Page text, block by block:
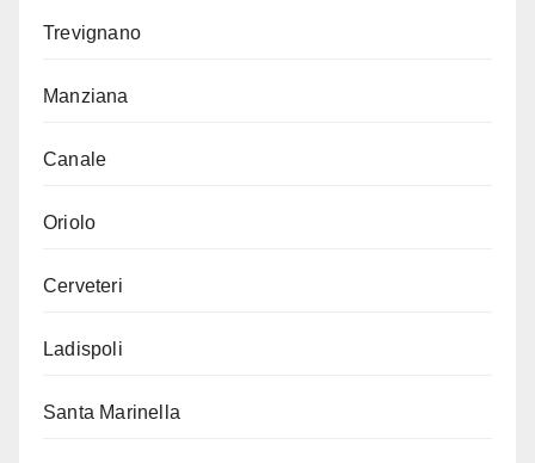
Trevignano
Manziana
Canale
Oriolo
Cerveteri
Ladispoli
Santa Marinella